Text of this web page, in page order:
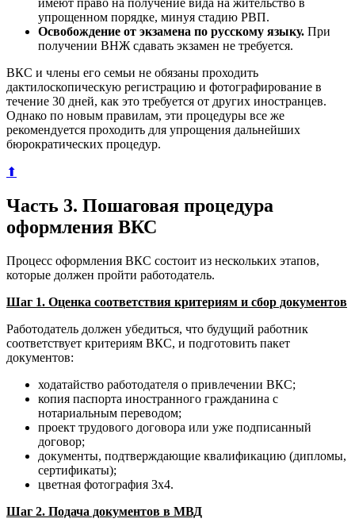
имеют право на получение вида на жительство в
упрощенном порядке, минуя стадию РВП.
Освобождение от экзамена по русскому языку. При
получении ВНЖ сдавать экзамен не требуется.
ВКС и члены его семьи не обязаны проходить
дактилоскопическую регистрацию и фотографирование в
течение 30 дней, как это требуется от других иностранцев.
Однако по новым правилам, эти процедуры все же
рекомендуется проходить для упрощения дальнейших
бюрократических процедур.
⬆
Часть 3. Пошаговая процедура
оформления ВКС
Процесс оформления ВКС состоит из нескольких этапов,
которые должен пройти работодатель.
Шаг 1. Оценка соответствия критериям и сбор документов
Работодатель должен убедиться, что будущий работник
соответствует критериям ВКС, и подготовить пакет
документов:
ходатайство работодателя о привлечении ВКС;
копия паспорта иностранного гражданина с
нотариальным переводом;
проект трудового договора или уже подписанный
договор;
документы, подтверждающие квалификацию (дипломы,
сертификаты);
цветная фотография 3x4.
Шаг 2. Подача документов в МВД